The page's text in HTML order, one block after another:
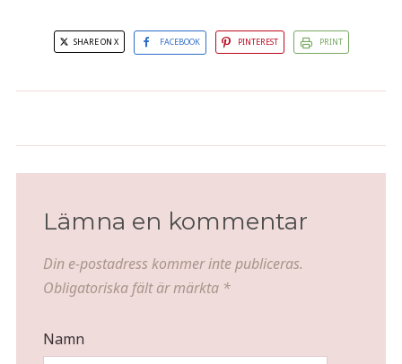
SHARE ON X FACEBOOK PINTEREST PRINT
fria
Lämna en kommentar
Din e-postadress kommer inte publiceras.
Obligatoriska fält är märkta *
Namn